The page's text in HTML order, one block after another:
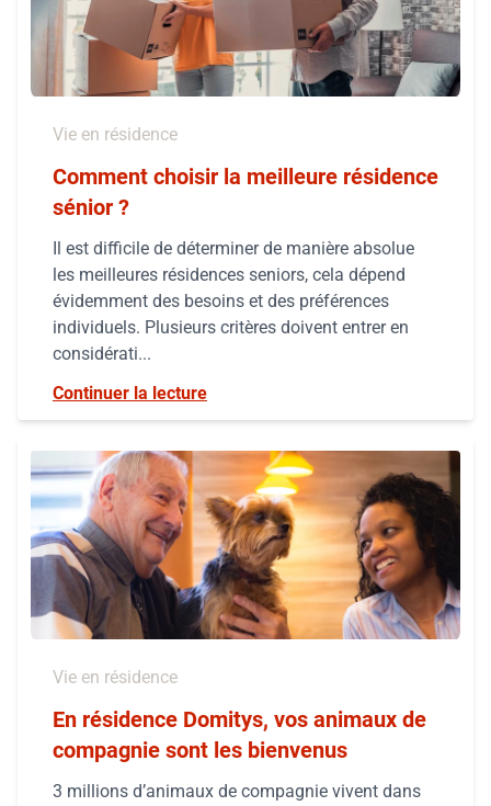
Vie en résidence
Comment choisir la meilleure résidence
sénior ?
Il est difficile de déterminer de manière absolue
les meilleures résidences seniors, cela dépend
évidemment des besoins et des préférences
individuels. Plusieurs critères doivent entrer en
considérati...
Continuer la lecture
Vie en résidence
En résidence Domitys, vos animaux de
compagnie sont les bienvenus
3 millions d’animaux de compagnie vivent dans